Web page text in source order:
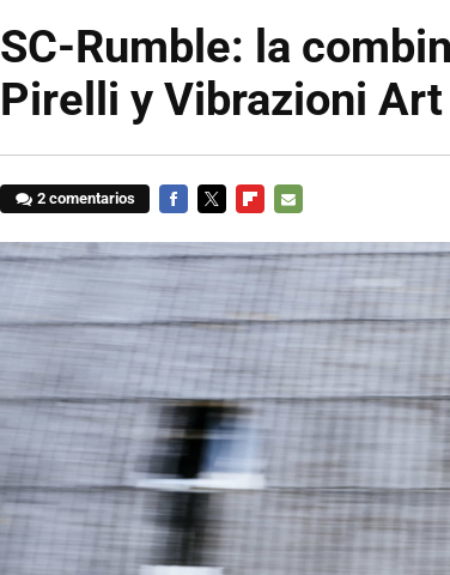
SC-Rumble: la
Pirelli y Vibrazioni
2 comentarios
MAIL